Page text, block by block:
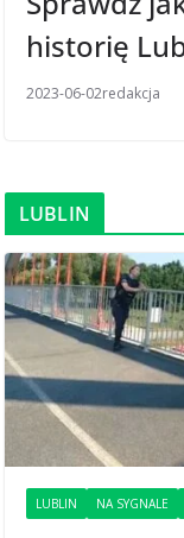
historię
2023-06-02redakcja
LUBLIN
LUBLIN NA SYGNALE